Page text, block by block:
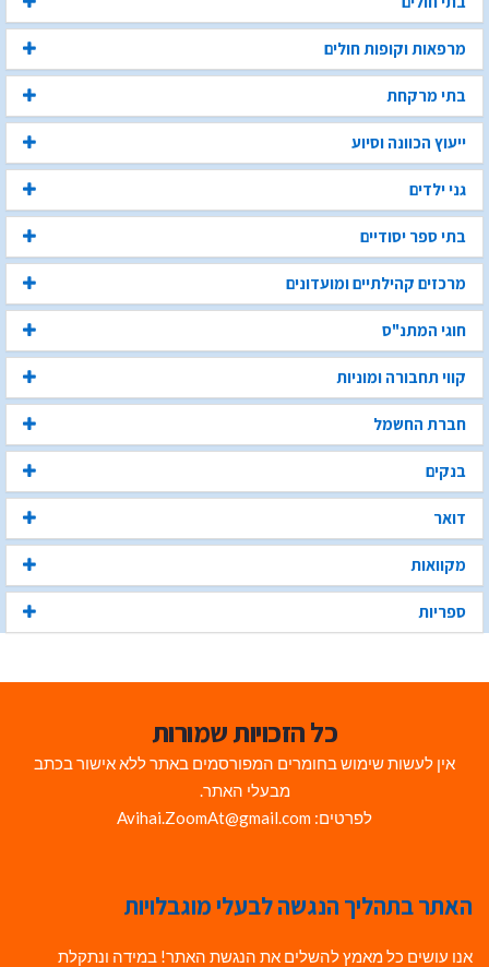
מרפאות וקופות חולים
בתי מרקחת
ייעוץ הכוונה וסיוע
גני ילדים
בתי ספר יסודיים
מרכזים קהילתיים ומועדונים
חוגי המתנ"ס
קווי תחבורה ומוניות
חברת החשמל
בנקים
דואר
מקוואות
ספריות
כל הזכויות שמורות
אין לעשות שימוש בחומרים המפורסמים באתר ללא אישור בכתב
מבעלי האתר.
לפרטים: Avihai.ZoomAt@gmail.com
האתר בתהליך הנגשה לבעלי מוגבלויות
אנו עושים כל מאמץ להשלים את הנגשת האתר! במידה ונתקלת